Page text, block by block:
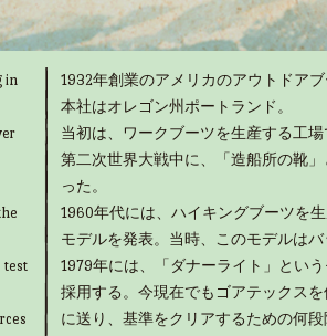
in
test
1932年創業のアメリカのアウトドア
本社はオレゴン州ポートランド。
当初は、ワークブーツを生産する工
第二次世界大戦中に、「造船所の靴
った。
1960年代には、ハイキングブーツを
モデルを発表。当時、このモデルは
1979年には、「ダナーライト」とい
採用する。今現在でもゴアテックス
に送り、基準をクリアするための何